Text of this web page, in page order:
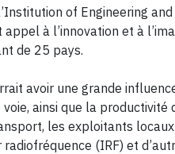
of Engineering
à l’innovation et à
de 25 pays.
avoir une grande
ainsi que la
les exploitants
(IRF) et